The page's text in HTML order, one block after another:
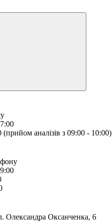
(прийом аналізів з 09:00 - 10:00)
Олександра Оксанченка, 6